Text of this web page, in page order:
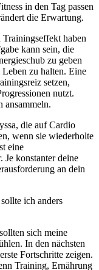
in den Tag passen
die Erwartung.
haben
kann sein, die
zu geben
Leben zu halten. Eine
setzen,
nutzt.
ansammeln.
die auf Cardio
wenn sie wiederholte
eine
konstanter deine
an dein
ich anders
sich meine
In den nächsten
Fortschritte zeigen.
Training, Ernährung